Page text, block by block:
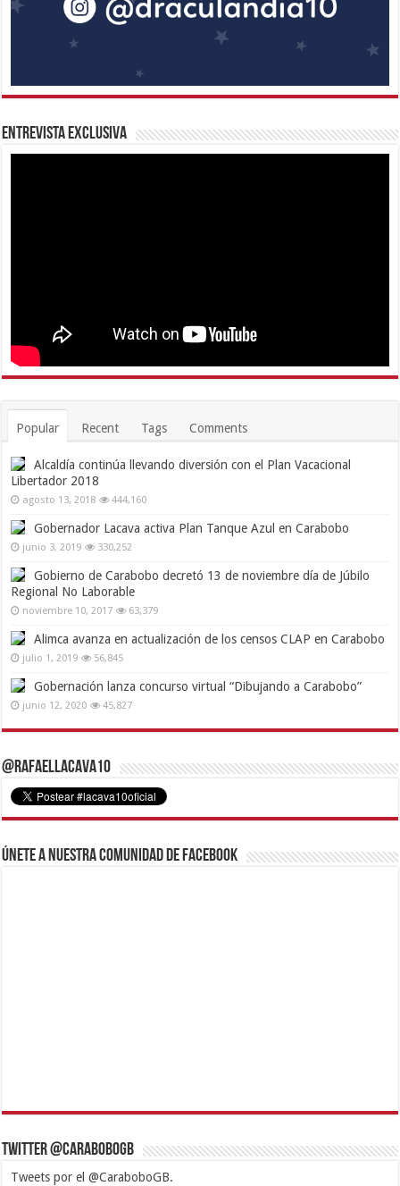
Entrevista Exclusiva
Popular Recent Tags Comments
Alcaldía continúa llevando diversión con el Plan Vacacional
Libertador 2018
agosto 13, 2018 444,160
Gobernador Lacava activa Plan Tanque Azul en Carabobo
junio 3, 2019 330,252
Gobierno de Carabobo decretó 13 de noviembre día de Júbilo
Regional No Laborable
noviembre 10, 2017 63,379
Alimca avanza en actualización de los censos CLAP en Carabobo
julio 1, 2019 56,845
Gobernación lanza concurso virtual “Dibujando a Carabobo”
junio 12, 2020 45,827
@RafaelLacava10
Únete a nuestra comunidad de Facebook
Twitter @CaraboboGB
Tweets por el @CaraboboGB.